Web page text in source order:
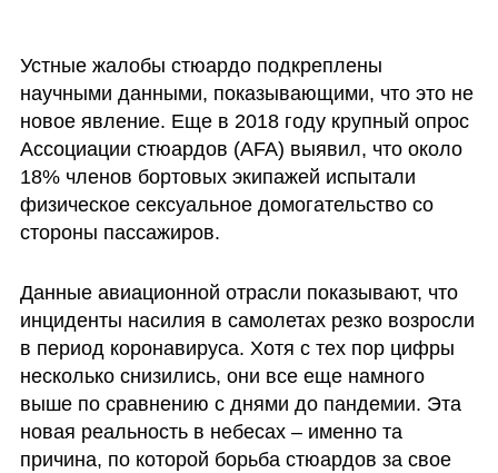
Устные жалобы стюардо подкреплены
научными данными, показывающими, что это не
новое явление. Еще в 2018 году крупный опрос
Ассоциации стюардов (AFA) выявил, что около
18% членов бортовых экипажей испытали
физическое сексуальное домогательство со
стороны пассажиров.
Данные авиационной отрасли показывают, что
инциденты насилия в самолетах резко возросли
в период коронавируса. Хотя с тех пор цифры
несколько снизились, они все еще намного
выше по сравнению с днями до пандемии. Эта
новая реальность в небесах – именно та
причина, по которой борьба стюардов за свое